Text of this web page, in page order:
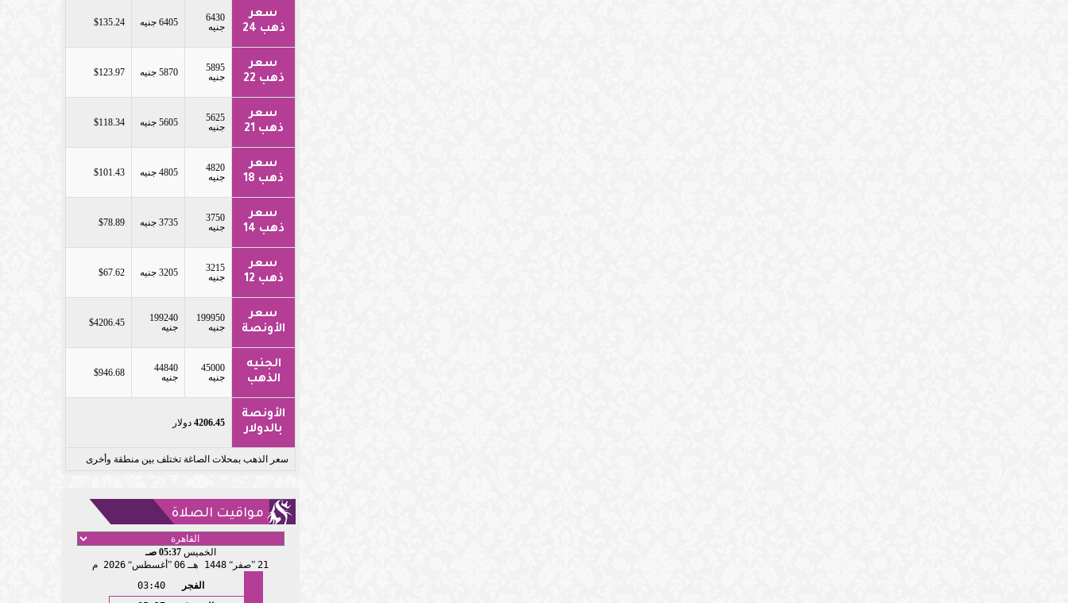
سعر
ذهب 24
6430
جنيه
6405 جنيه $135.24
سعر
ذهب 22
5895
جنيه
5870 جنيه $123.97
سعر
ذهب 21
5625
جنيه
5605 جنيه $118.34
سعر
ذهب 18
4820
جنيه
4805 جنيه $101.43
سعر
ذهب 14
3750
جنيه
3735 جنيه $78.89
سعر
ذهب 12
3215
جنيه
3205 جنيه $67.62
سعر
الأونصة
199950
جنيه
199240
جنيه
$4206.45
الجنيه
الذهب
45000
جنيه
44840
جنيه
$946.68
الأونصة
بالدولار
4206.45 دولار
سعر الذهب بمحلات الصاغة تختلف بين منطقة وأخرى
مواقيت الصلاة
الخميس05:37 صـ
21 صفر 1448 هـ 06 أغسطس 2026 م
الفجر
03:40